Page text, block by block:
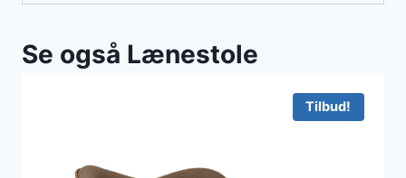
Se også Lænestole
Tilbud!